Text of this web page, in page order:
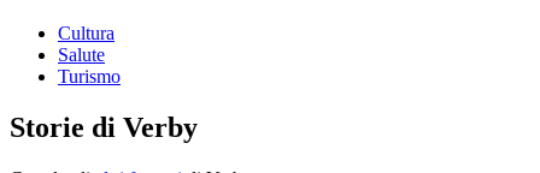
Cultura
Salute
Turismo
Storie di Verby